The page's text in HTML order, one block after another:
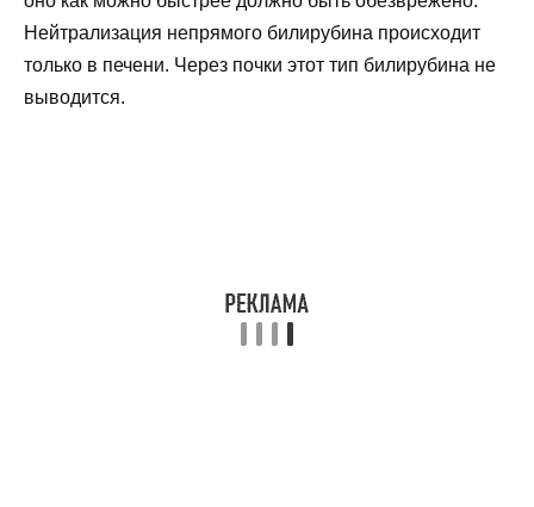
Нейтрализация непрямого билирубина происходит
только в печени. Через почки этот тип билирубина не
выводится.